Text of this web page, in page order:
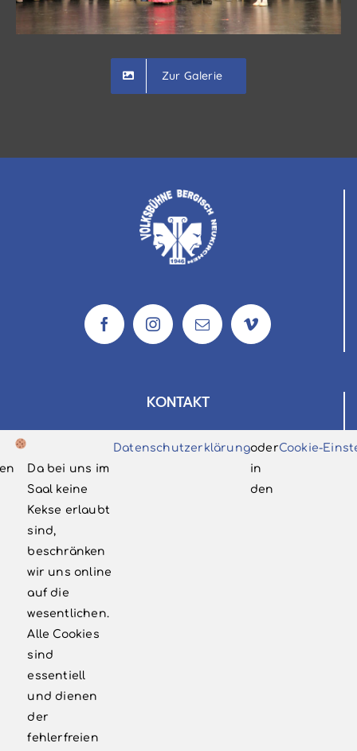
Zur Galerie
KONTAKT
Volksbühne Bergisch Neukirchen e.V.
Da bei uns im
Saal keine
Kekse erlaubt
sind,
beschränken
wir uns online
auf die
wesentlichen.
Alle Cookies
sind
essentiell
und dienen
der
fehlerfreien
Datenschutzerklärungoder
in
den
Cookie-